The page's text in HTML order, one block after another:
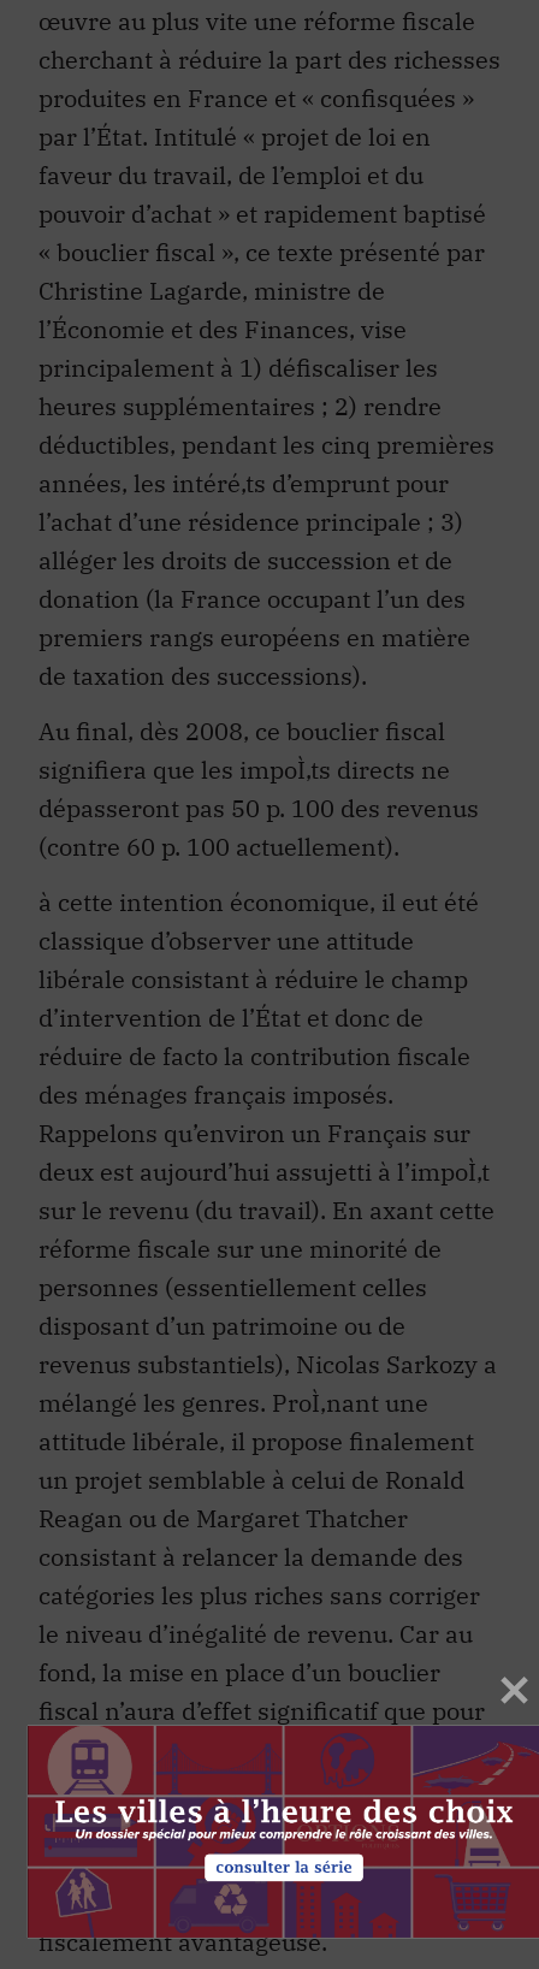
cherchant à réduire la part des richesses
produites en France et « confisquées »
par l’État. Intitulé « projet de loi en
faveur du travail, de l’emploi et du
pouvoir d’achat » et rapidement baptisé
« bouclier fiscal », ce texte présenté par
Christine Lagarde, ministre de
l’Économie et des Finances, vise
principalement à 1) défiscaliser les
heures supplémentaires ; 2) rendre
déductibles, pendant les cinq premières
années, les intéré‚ts d’emprunt pour
l’achat d’une résidence principale ; 3)
alléger les droits de succession et de
donation (la France occupant l’un des
premiers rangs européens en matière
de taxation des successions).
Au final, dès 2008, ce bouclier fiscal
signifiera que les impoÌ‚ts directs ne
dépasseront pas 50 p. 100 des revenus
(contre 60 p. 100 actuellement).
à cette intention économique, il eut été
classique d’observer une attitude
libérale consistant à réduire le champ
d’intervention de l’État et donc de
réduire de facto la contribution fiscale
des ménages français imposés.
Rappelons qu’environ un Français sur
deux est aujourd’hui assujetti à l’impoÌ‚t
sur le revenu (du travail). En axant cette
réforme fiscale sur une minorité de
personnes (essentiellement celles
disposant d’un patrimoine ou de
revenus substantiels), Nicolas Sarkozy a
mélangé les genres. ProÌ‚nant une
attitude libérale, il propose finalement
un projet semblable à celui de Ronald
Reagan ou de Margaret Thatcher
consistant à relancer la demande des
catégories les plus riches sans corriger
le niveau d’inégalité de revenu. Car au
fond, la mise en place d’un bouclier
fiscal n’aura d’effet significatif que pour
les contribuables du dernier décile (10
p. 100 des revenus les plus élevés),
lesquels sont par ailleurs susceptibles
de disposer d’un patrimoine immobilier
dont la transmission deviendra
fiscalement avantageuse.